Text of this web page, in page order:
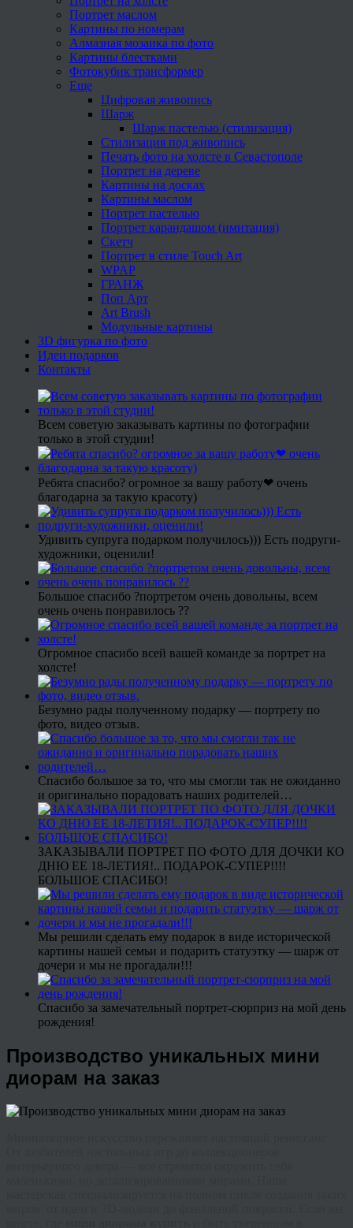
Портрет маслом
Картины по номерам
Алмазная мозаика по фото
Картины блестками
Фотокубик трансформер
Еще
Цифровая живопись
Шарж
Шарж пастелью (стилизация)
Стилизация под живопись
Печать фото на холсте в Севастополе
Портрет на дереве
Картины на досках
Картины маслом
Портрет пастелью
Портрет карандашом (имитация)
Скетч
Портрет в стиле Touch Art
WPAP
ГРАНЖ
Поп Арт
Art Brush
Модульные картины
3D фигурка по фото
Идеи подарков
Контакты
Всем советую заказывать картины по фотографии
только в этой студии!
Ребята спасибо? огромное за вашу работу❤ очень
благодарна за такую красоту)
Удивить супруга подарком получилось))) Есть подруги-
художники, оценили!
Большое спасибо ?портретом очень довольны, всем
очень очень понравилось ??
Огромное спасибо всей вашей команде за портрет на
холсте!
Безумно рады полученному подарку — портрету по
фото, видео отзыв.
Спасибо большое за то, что мы смогли так не ожиданно
и оригинально порадовать наших родителей…
ЗАКАЗЫВАЛИ ПОРТРЕТ ПО ФОТО ДЛЯ ДОЧКИ КО
ДНЮ ЕЕ 18-ЛЕТИЯ!.. ПОДАРОК-СУПЕР!!!!
БОЛЬШОЕ СПАСИБО!
Мы решили сделать ему подарок в виде исторической
картины нашей семьи и подарить статуэтку — шарж от
дочери и мы не прогадали!!!
Спасибо за замечательный портрет-сюрприз на мой день
рождения!
Производство уникальных мини
диорам на заказ